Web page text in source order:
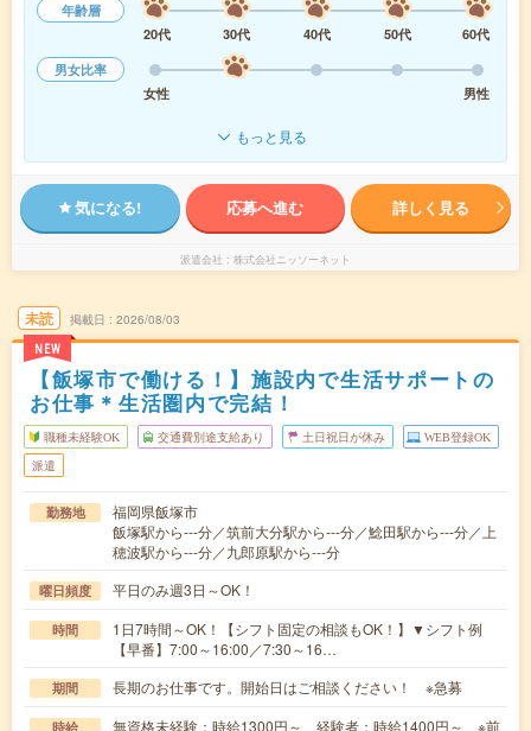
年齢層
20代
30代 40代 50代
60代
男女比率
女性
男性
もっと見る
気になる! 応募へ進む 詳しく見る
派遣会社 株式会社ニッソーネット
未読
NEW
掲載日 2026/08/03
【飯塚市で働ける！】施設内で生活サポートの
お仕事＊生活圏内で完結！
職種未経験OK 交通費別途支給あり 土日祝日が休み WEB登録OK
派遣
勤務地
福岡県飯塚市
飯塚駅から---分／筑前大分駅から---分／鯰田駅から---分／上
穂波駅から---分／九郎原駅から---分
曜日頻度 平日のみ週3日～OK！
時間
1日7時間～OK！【シフト固定の相談もOK！】▼シフト例
【早番】7:00～16:00／7:30～16…
期間 長期のお仕事です。開始日はご相談ください！ ※急募
時給
無資格未経験：時給1300円～ 経験者：時給1400円～ ※前